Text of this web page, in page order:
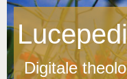
Digitale